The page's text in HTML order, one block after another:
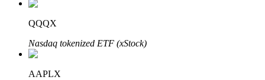
QQQX
Nasdaq tokenized ETF (xStock)
AAPLX